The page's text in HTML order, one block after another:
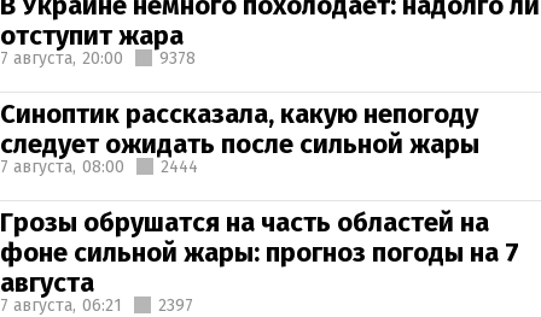
отступит жара
7 августа, 20:00 9378
Синоптик рассказала, какую непогоду
следует ожидать после сильной жары
7 августа, 08:00 2444
Грозы обрушатся на часть областей на
фоне сильной жары: прогноз погоды на 7
августа
7 августа, 06:21 2397